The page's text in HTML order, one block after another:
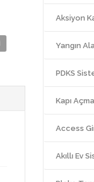
Aksiyon
Yangın
PDKS
Kapı
Access
Akıllı Ev